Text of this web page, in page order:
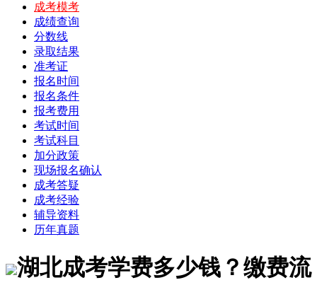
成考模考
成绩查询
分数线
录取结果
准考证
报名时间
报名条件
报考费用
考试时间
考试科目
加分政策
现场报名确认
成考答疑
成考经验
辅导资料
历年真题
湖北成考学费多少钱？缴费流